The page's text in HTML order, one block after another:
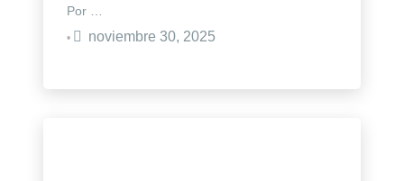
Por …
• noviembre 30, 2025